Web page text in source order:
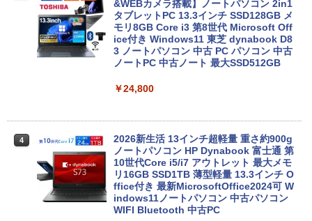
&WEBカメラ搭載】ノートパソコン 2in1
タブレットPC 13.3インチ SSD128GB メ
モリ8GB Core i3 第8世代 Microsoft Off
ice付き Windows11 東芝 dynabook D8
3 ノートパソコン 中古 PC パソコン 中古
ノートPC 中古ノート 最大SSD512GB
￥24,800
4
2026新生活 13インチ超軽量 重さ約900g
ノートパソコン HP Dynabook 富士通 第
10世代Core i5/i7 アウトレット 最大メモ
リ16GB SSD1TB 薄型軽量 13.3インチ O
ffice付き 最新MicrosoftOffice2024可 W
indows11ノートパソコン 中古パソコン
WIFI Bluetooth 中古PC